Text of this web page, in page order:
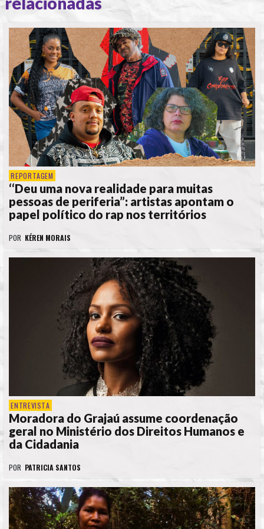
REPORTAGEM
‘‘Deu uma nova realidade para muitas
pessoas de periferia”: artistas apontam o
papel político do rap nos territórios
POR KÉREN MORAIS
ENTREVISTA
Moradora do Grajaú assume coordenação
geral no Ministério dos Direitos Humanos e
da Cidadania
POR PATRICIA SANTOS